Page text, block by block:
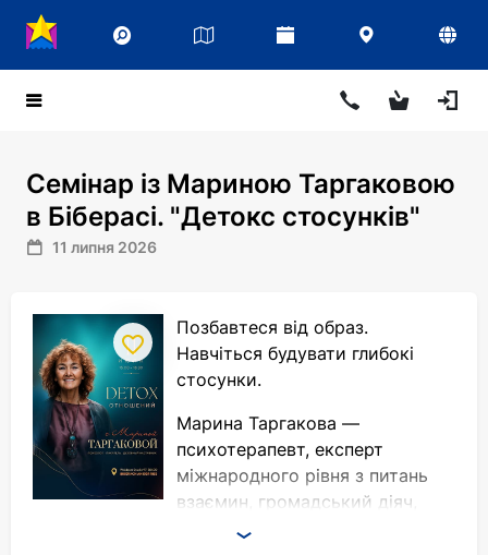
Семінар із Мариною Таргаковою
в Біберасі. "Детокс стосунків"
11 липня 2026
Позбавтеся від образ.
Навчіться будувати глибокі
стосунки.
Марина Таргакова —
психотерапевт, експерт
міжнародного рівня з питань
взаємин, громадський діяч,
автор книг з психології